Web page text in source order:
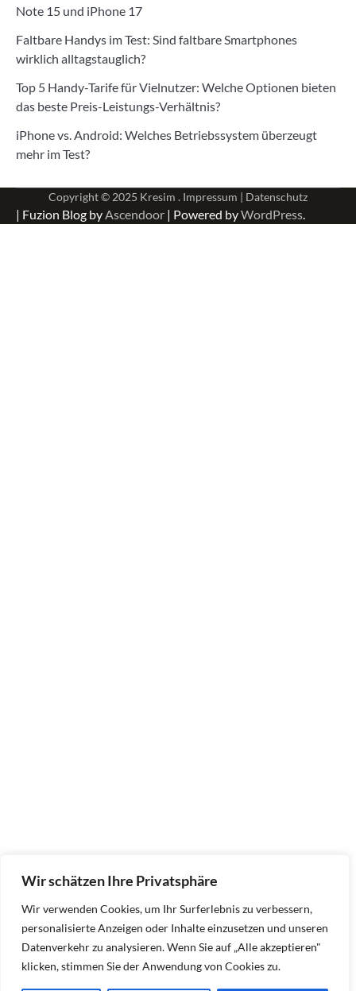
Wir schätzen Ihre Privatsphäre
Wir verwenden Cookies, um Ihr Surferlebnis zu verbessern,
personalisierte Anzeigen oder Inhalte einzusetzen und unseren
Datenverkehr zu analysieren. Wenn Sie auf „Alle akzeptieren"
klicken, stimmen Sie der Anwendung von Cookies zu.
Note 15 und iPhone 17
Faltbare Handys im Test: Sind faltbare Smartphones
wirklich alltagstauglich?
Top 5 Handy-Tarife für Vielnutzer: Welche Optionen bieten
das beste Preis-Leistungs-Verhältnis?
iPhone vs. Android: Welches Betriebssystem überzeugt
mehr im Test?
Copyright © 2025 Kresim . Impressum | Datenschutz
| Fuzion Blog byAscendoor | Powered byWordPress.